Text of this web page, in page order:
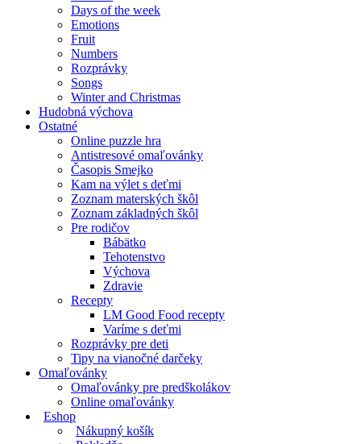
Days of the week
Emotions
Fruit
Numbers
Rozprávky
Songs
Winter and Christmas
Hudobná výchova
Ostatné
Online puzzle hra
Antistresové omaľovánky
Časopis Smejko
Kam na výlet s deťmi
Zoznam materských škôl
Zoznam základných škôl
Pre rodičov
Bábätko
Tehotenstvo
Výchova
Zdravie
Recepty
LM Good Food recepty
Varíme s deťmi
Rozprávky pre deti
Tipy na vianočné darčeky
Omaľovánky
Omaľovánky pre predškolákov
Online omaľovánky
Eshop
Nákupný košík